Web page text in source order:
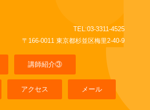
TEL:03-3311-4525
〒166-0011 東京都杉並区梅里2-40-9
講師紹介③
アクセス メール